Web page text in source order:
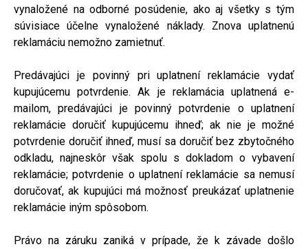
vynaložené na odborné posúdenie, ako aj všetky s tým
súvisiace účelne vynaložené náklady. Znova uplatnenú
reklamáciu nemožno zamietnuť.
Predávajúci je povinný pri uplatnení reklamácie vydať
kupujúcemu potvrdenie. Ak je reklamácia uplatnená e-
mailom, predávajúci je povinný potvrdenie o uplatnení
reklamácie doručiť kupujúcemu ihneď; ak nie je možné
potvrdenie doručiť ihneď, musí sa doručiť bez zbytočného
odkladu, najneskôr však spolu s dokladom o vybavení
reklamácie; potvrdenie o uplatnení reklamácie sa nemusí
doručovať, ak kupujúci má možnosť preukázať uplatnenie
reklamácie iným spôsobom.
Právo na záruku zaniká v prípade, že k závade došlo